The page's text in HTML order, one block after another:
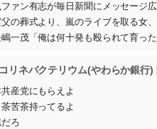
ァン有志が毎日新聞にメッセージ
父の葬式より、嵐のライブを取る女
嶋一茂「俺は何十発も殴られて育っ
リネバクテリウム(やわらか銀行)
共産党にもらえよ
苦茶持ってるよ
ろ